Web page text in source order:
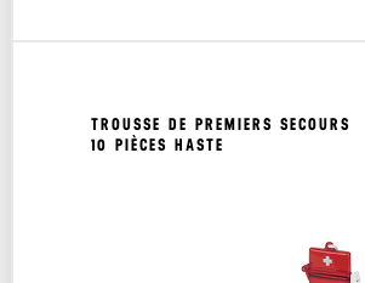
TROUSSE DE PREMIERS SECOURS
10 PIÈCES HASTE